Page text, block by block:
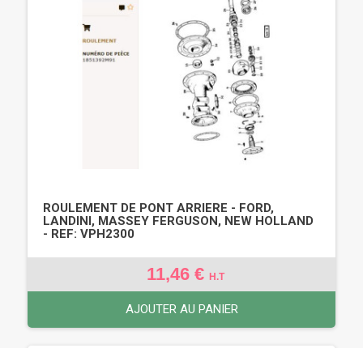
ROULEMENT DE PONT ARRIERE - FORD,
LANDINI, MASSEY FERGUSON, NEW HOLLAND
- REF: VPH2300
11,46 € H.T
AJOUTER AU PANIER